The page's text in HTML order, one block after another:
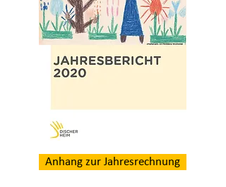
Anhang zur Jahresrechnung